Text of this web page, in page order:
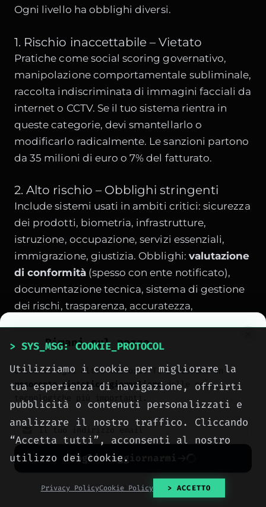
Ogni livello ha obblighi diversi.
1. Rischio inaccettabile – Vietato
Pratiche come social scoring governativo,
manipolazione comportamentale subliminale,
raccolta indiscriminata di immagini facciali da
internet o CCTV. Se il tuo sistema rientra in
queste categorie, devi smantellarlo o
modificarlo radicalmente. Le sanzioni partono
da 35 milioni di euro o 7% del fatturato.
2. Alto rischio – Obblighi stringenti
Include sistemi usati in ambiti critici: sicurezza
dei prodotti, biometria, infrastrutture,
istruzione, occupazione, servizi essenziali,
immigrazione, giustizia. Obblighi: valutazione
di conformità(spesso con ente notificato),
documentazione tecnica, sistema di gestione
dei rischi, trasparenza, accuratezza,
SPONSORED PROTOCOL
Rimani sul pezzo
Unisciti agli altri lettori. Ti invieremo un
resoconto sintetico giornalierodelle news
tecnologiche più importanti.
Voglio aggiornarmi
No spam. Cancellati quando vuoi con un click.
> SYS_MSG: COOKIE_PROTOCOL
Utilizziamo i cookie per migliorare la
tua esperienza di navigazione, offrirti
pubblicità o contenuti personalizzati e
analizzare il nostro traffico. Cliccando
“Accetta tutti”, acconsenti al nostro
utilizzo dei cookie.
Privacy PolicyCookie Policy > ACCETTO